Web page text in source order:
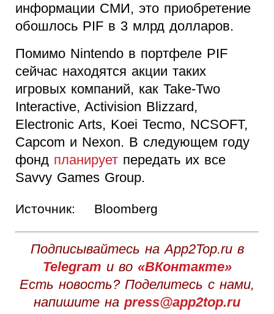
информации СМИ, это приобретение
обошлось PIF в 3 млрд долларов.
Помимо Nintendo в портфеле PIF
сейчас находятся акции таких
игровых компаний, как Take-Two
Interactive, Activision Blizzard,
Electronic Arts, Koei Tecmo, NCSOFT,
Capcom и Nexon. В следующем году
фонд планирует передать их все
Savvy Games Group.
Источник: Bloomberg
Подписывайтесь на App2Top.ru в
Telegram и во «ВКонтакте»
Есть новость? Поделитесь с нами,
напишите на press@app2top.ru